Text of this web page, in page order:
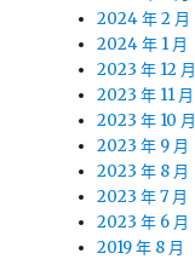
2024 年 2 月
2024 年 1 月
2023 年 12 月
2023 年 11 月
2023 年 10 月
2023 年 9 月
2023 年 8 月
2023 年 7 月
2023 年 6 月
2019 年 8 月